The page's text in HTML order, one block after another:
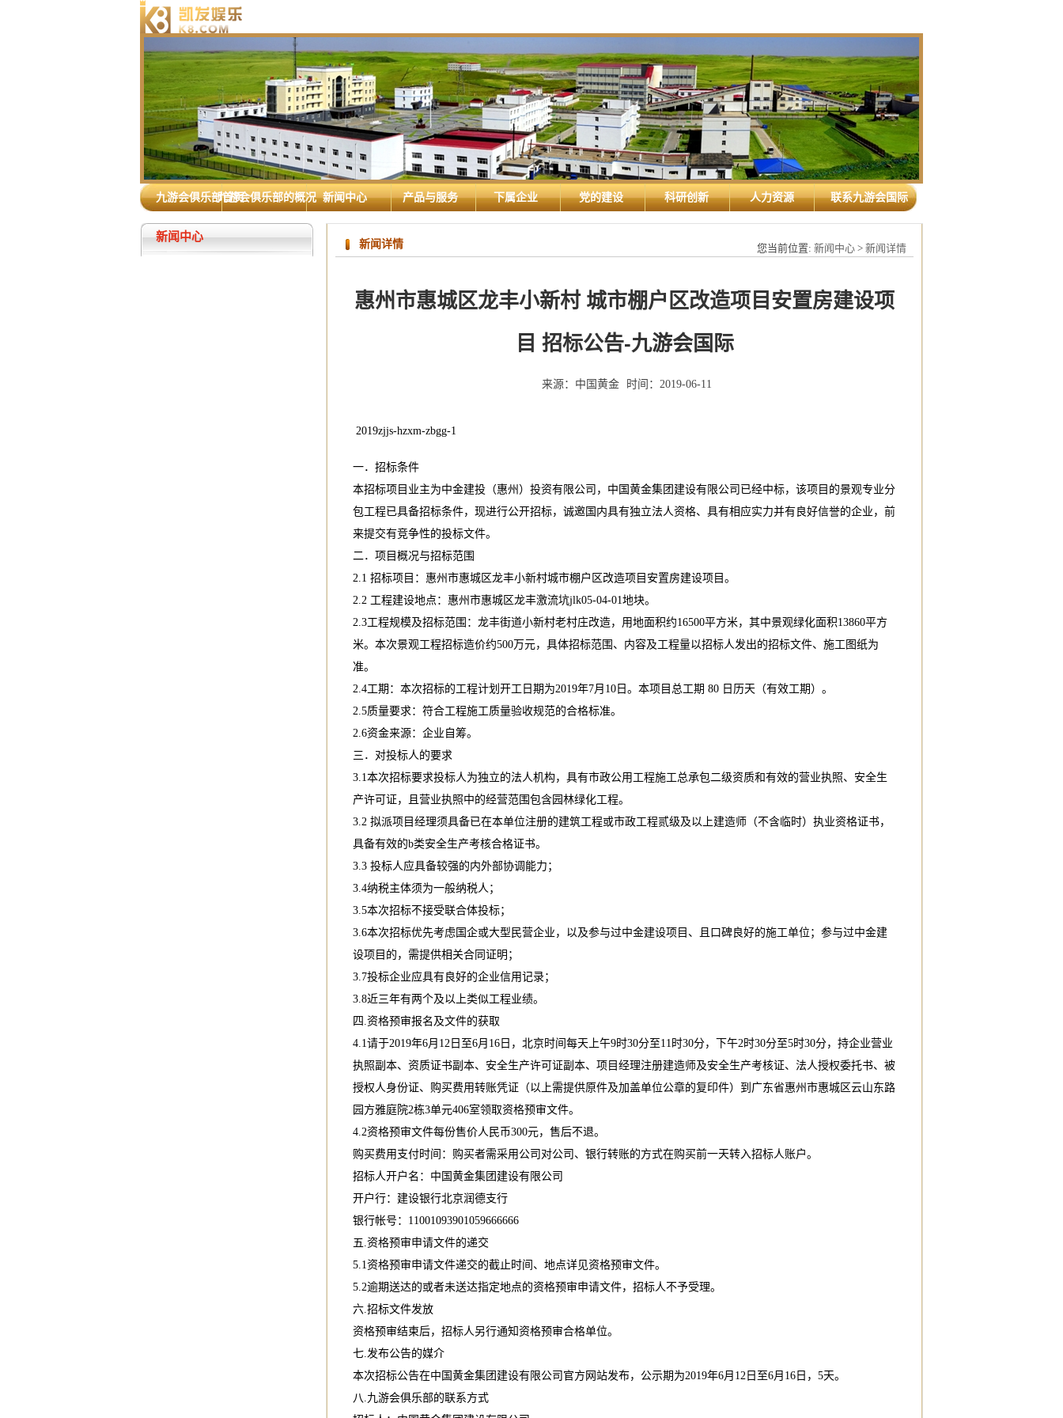
九游会俱乐部首页九游会俱乐部的概况 新闻中心 产品与服务 下属企业 党的建设 科研创新 人力资源 联系九游会国际
新闻中心
您当前位置: 新闻中心 > 新闻详情
新闻详情
惠州市惠城区龙丰小新村 城市棚户区改造项目安置房建设项
目 招标公告-九游会国际
来源： 中国黄金 时间： 2019-06-11
2019zjjs-hzxm-zbgg-1
一．招标条件
本招标项目业主为中金建投（惠州）投资有限公司，中国黄金集团建设有限公司已经中标，该项目的景观专业分
包工程已具备招标条件，现进行公开招标，诚邀国内具有独立法人资格、具有相应实力并有良好信誉的企业，前
来提交有竞争性的投标文件。
二．项目概况与招标范围
2.1 招标项目：惠州市惠城区龙丰小新村城市棚户区改造项目安置房建设项目。
2.2 工程建设地点：惠州市惠城区龙丰激流坑jlk05-04-01地块。
2.3工程规模及招标范围：龙丰街道小新村老村庄改造，用地面积约16500平方米，其中景观绿化面积13860平方
米。本次景观工程招标造价约500万元，具体招标范围、内容及工程量以招标人发出的招标文件、施工图纸为
准。
2.4工期：本次招标的工程计划开工日期为2019年7月10日。本项目总工期 80 日历天（有效工期）。
2.5质量要求：符合工程施工质量验收规范的合格标准。
2.6资金来源：企业自筹。
三．对投标人的要求
3.1本次招标要求投标人为独立的法人机构，具有市政公用工程施工总承包二级资质和有效的营业执照、安全生
产许可证，且营业执照中的经营范围包含园林绿化工程。
3.2 拟派项目经理须具备已在本单位注册的建筑工程或市政工程贰级及以上建造师（不含临时）执业资格证书，
具备有效的b类安全生产考核合格证书。
3.3 投标人应具备较强的内外部协调能力；
3.4纳税主体须为一般纳税人；
3.5本次招标不接受联合体投标；
3.6本次招标优先考虑国企或大型民营企业，以及参与过中金建设项目、且口碑良好的施工单位；参与过中金建
设项目的，需提供相关合同证明；
3.7投标企业应具有良好的企业信用记录；
3.8近三年有两个及以上类似工程业绩。
四.资格预审报名及文件的获取
4.1请于2019年6月12日至6月16日，北京时间每天上午9时30分至11时30分，下午2时30分至5时30分，持企业营业
执照副本、资质证书副本、安全生产许可证副本、项目经理注册建造师及安全生产考核证、法人授权委托书、被
授权人身份证、购买费用转账凭证（以上需提供原件及加盖单位公章的复印件）到广东省惠州市惠城区云山东路
园方雅庭院2栋3单元406室领取资格预审文件。
4.2资格预审文件每份售价人民币300元，售后不退。
购买费用支付时间：购买者需采用公司对公司、银行转账的方式在购买前一天转入招标人账户。
招标人开户名：中国黄金集团建设有限公司
开户行：建设银行北京润德支行
银行帐号：11001093901059666666
五.资格预审申请文件的递交
5.1资格预审申请文件递交的截止时间、地点详见资格预审文件。
5.2逾期送达的或者未送达指定地点的资格预审申请文件，招标人不予受理。
六.招标文件发放
资格预审结束后，招标人另行通知资格预审合格单位。
七.发布公告的媒介
本次招标公告在中国黄金集团建设有限公司官方网站发布，公示期为2019年6月12日至6月16日，5天。
八.九游会俱乐部的联系方式